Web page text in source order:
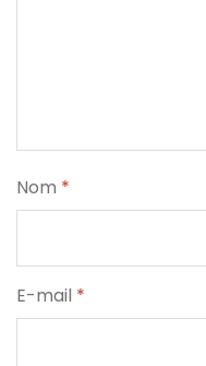
Nom *
E-mail *